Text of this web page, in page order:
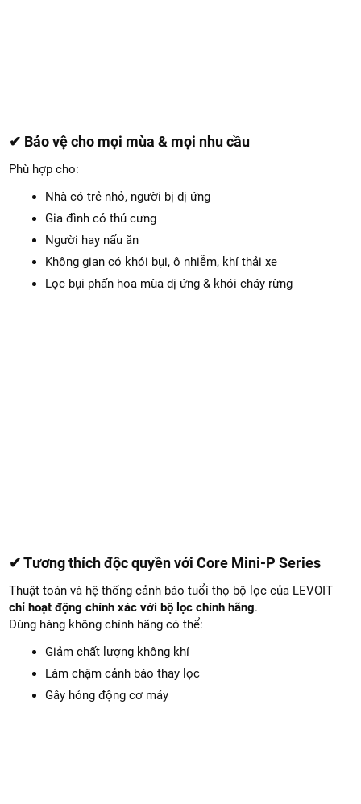
✔ Bảo vệ cho mọi mùa & mọi nhu cầu
Phù hợp cho:
Nhà có trẻ nhỏ, người bị dị ứng
Gia đình có thú cưng
Người hay nấu ăn
Không gian có khói bụi, ô nhiễm, khí thải xe
Lọc bụi phấn hoa mùa dị ứng & khói cháy rừng
✔ Tương thích độc quyền với Core Mini-P Series
Thuật toán và hệ thống cảnh báo tuổi thọ bộ lọc của LEVOIT
chỉ hoạt động chính xác với bộ lọc chính hãng.
Dùng hàng không chính hãng có thể:
Giảm chất lượng không khí
Làm chậm cảnh báo thay lọc
Gây hỏng động cơ máy